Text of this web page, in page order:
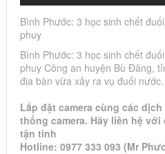
Bình Phước: 3 học sinh chết
phuy
Bình Phước: 3 học sinh chết
phuy Công an huyện Bù Đăng,
địa bàn vừa xảy ra vụ đuối
Lắp đặt camera cùng các
thống camera. Hãy liên hệ
tận tình
Hotline: 0977 333 093 (Mr